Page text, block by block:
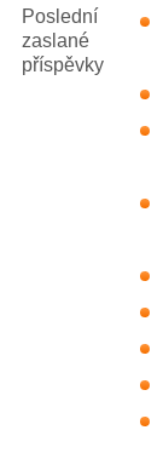
Poslední
zaslané
příspěvky